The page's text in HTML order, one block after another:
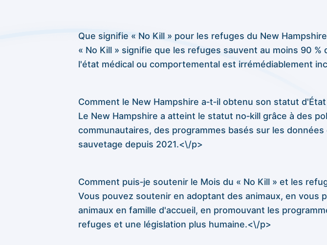
Que signifie « No Kill » pour les refuges du New
« No Kill » signifie que les refuges sauvent au moins 90
l'état médical ou comportemental est irrémédiablement
Comment le New Hampshire a‑t‑il obtenu son statut
Le New Hampshire a atteint le statut no‑kill grâce à des
communautaires, des programmes basés sur les
sauvetage depuis 2021.<\/p>
Comment puis‑je soutenir le Mois du « No Kill » et les
Vous pouvez soutenir en adoptant des animaux, en
animaux en famille d'accueil, en promouvant les
refuges et une législation plus humaine.<\/p>